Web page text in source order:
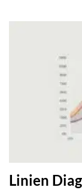
Linien